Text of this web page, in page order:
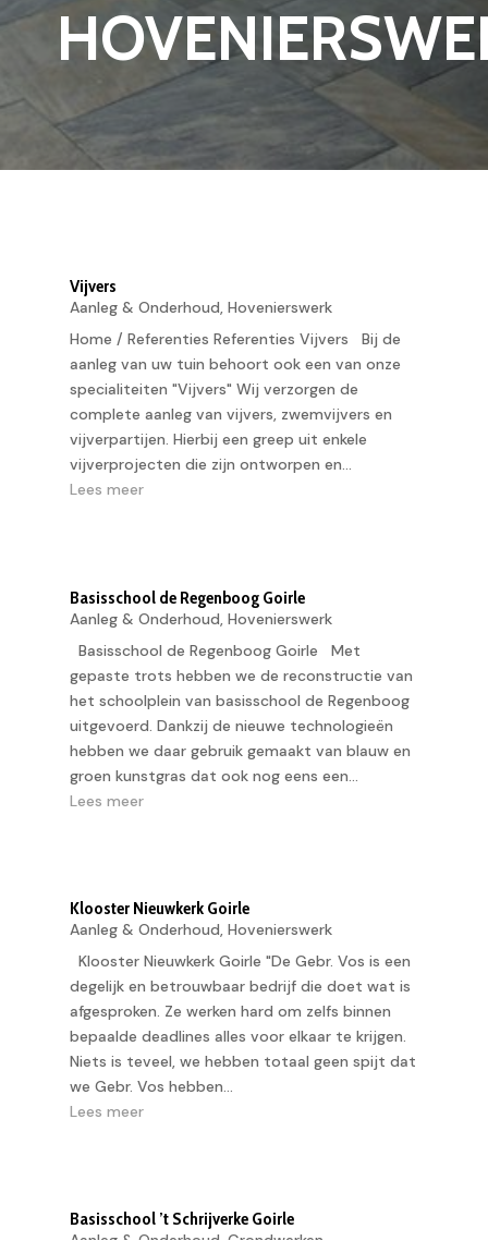
Vijvers
Aanleg & Onderhoud, Hovenierswerk
Home / Referenties Referenties Vijvers Bij de
aanleg van uw tuin behoort ook een van onze
specialiteiten "Vijvers" Wij verzorgen de
complete aanleg van vijvers, zwemvijvers en
vijverpartijen. Hierbij een greep uit enkele
vijverprojecten die zijn ontworpen en...
Lees meer
Basisschool de Regenboog Goirle
Aanleg & Onderhoud, Hovenierswerk
Basisschool de Regenboog Goirle Met
gepaste trots hebben we de reconstructie van
het schoolplein van basisschool de Regenboog
uitgevoerd. Dankzij de nieuwe technologieën
hebben we daar gebruik gemaakt van blauw en
groen kunstgras dat ook nog eens een...
Lees meer
Klooster Nieuwkerk Goirle
Aanleg & Onderhoud, Hovenierswerk
Klooster Nieuwkerk Goirle "De Gebr. Vos is een
degelijk en betrouwbaar bedrijf die doet wat is
afgesproken. Ze werken hard om zelfs binnen
bepaalde deadlines alles voor elkaar te krijgen.
Niets is teveel, we hebben totaal geen spijt dat
we Gebr. Vos hebben...
Lees meer
Basisschool ’t Schrijverke Goirle
Aanleg & Onderhoud Grondwerken